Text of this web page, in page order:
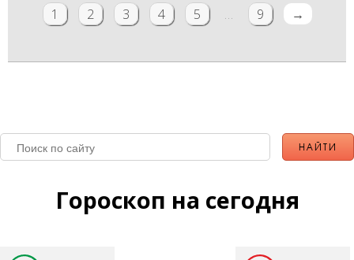
1 2 3 4 5 … 9 →
Гороскоп на сегодня